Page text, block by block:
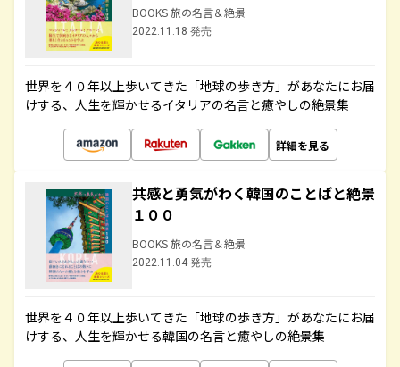
BOOKS 旅の名言＆絶景
2022.11.18 発売
世界を４０年以上歩いてきた「地球の歩き方」があなたにお届
けする、人生を輝かせるイタリアの名言と癒やしの絶景集
詳細を見る
共感と勇気がわく韓国のことばと絶景
１００
BOOKS 旅の名言＆絶景
2022.11.04 発売
世界を４０年以上歩いてきた「地球の歩き方」があなたにお届
けする、人生を輝かせる韓国の名言と癒やしの絶景集